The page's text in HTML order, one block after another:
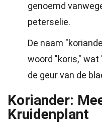
genoemd
peterselie.
De naam
woord "koris,"
de geur van de
Koriander:
Kruidenplant